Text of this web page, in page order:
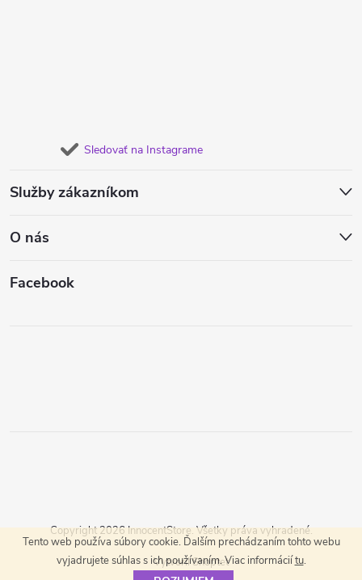
Tento web používa súbory cookie. Ďalším prechádzaním tohto webu
vyjadrujete súhlas s ich používaním. Viac informáciítu.
Sledovať na Instagrame
Služby zákazníkom
O nás
Facebook
Vytvoril Shoptet
Copyright 2026 InnocentStore. Všetky práva vyhradené.